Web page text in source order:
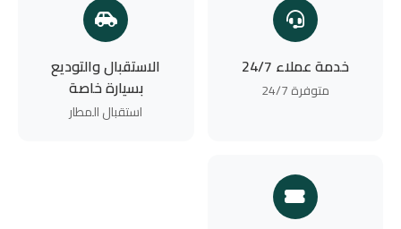
خدمة عملاء 24/7
متوفرة 24/7
الاستقبال والتوديع
بسيارة خاصة
استقبال المطار